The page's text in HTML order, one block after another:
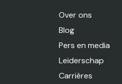
Over ons
Blog
Pers en media
Leiderschap
Carrières